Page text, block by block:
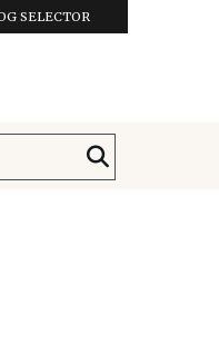
SELECTOR